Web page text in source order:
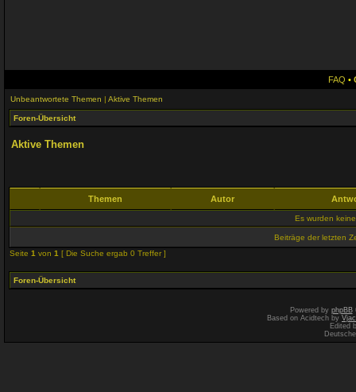
FAQ •
Unbeantwortete Themen | Aktive Themen
Foren-Übersicht
Aktive Themen
Themen Autor
Es wurden
Beiträge der letzten
Seite 1 von 1 [ Die Suche ergab 0 Treffer ]
Foren-Übersicht
Powered by phpBB
Based on Acidtech by
Edited